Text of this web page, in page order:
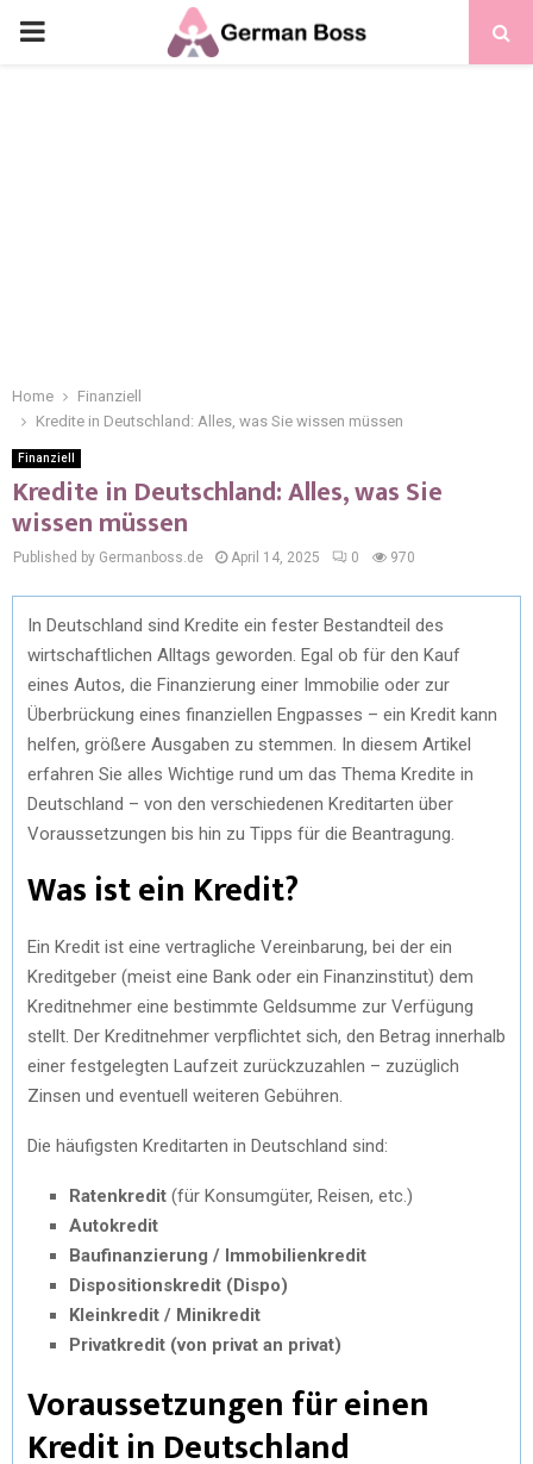
Home
Finanziell
Kredite in Deutschland: Alles, was Sie wissen müssen
Finanziell
Kredite in Deutschland: Alles, was Sie
wissen müssen
Published by Germanboss.de April 14, 2025 0 970
In Deutschland sind Kredite ein fester Bestandteil des
wirtschaftlichen Alltags geworden. Egal ob für den Kauf
eines Autos, die Finanzierung einer Immobilie oder zur
Überbrückung eines finanziellen Engpasses – ein Kredit kann
helfen, größere Ausgaben zu stemmen. In diesem Artikel
erfahren Sie alles Wichtige rund um das Thema Kredite in
Deutschland – von den verschiedenen Kreditarten über
Voraussetzungen bis hin zu Tipps für die Beantragung.
Was ist ein Kredit?
Ein Kredit ist eine vertragliche Vereinbarung, bei der ein
Kreditgeber (meist eine Bank oder ein Finanzinstitut) dem
Kreditnehmer eine bestimmte Geldsumme zur Verfügung
stellt. Der Kreditnehmer verpflichtet sich, den Betrag innerhalb
einer festgelegten Laufzeit zurückzuzahlen – zuzüglich
Zinsen und eventuell weiteren Gebühren.
Die häufigsten Kreditarten in Deutschland sind:
Ratenkredit (für Konsumgüter, Reisen, etc.)
Autokredit
Baufinanzierung / Immobilienkredit
Dispositionskredit (Dispo)
Kleinkredit / Minikredit
Privatkredit (von privat an privat)
Voraussetzungen für einen
Kredit in Deutschland